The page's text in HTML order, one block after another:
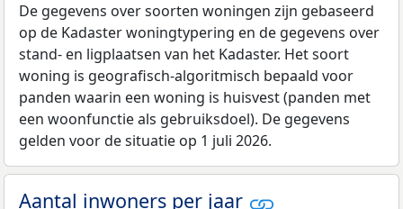
De gegevens over soorten woningen zijn gebaseerd
op de Kadaster woningtypering en de gegevens over
stand- en ligplaatsen van het Kadaster. Het soort
woning is geografisch-algoritmisch bepaald voor
panden waarin een woning is huisvest (panden met
een woonfunctie als gebruiksdoel). De gegevens
gelden voor de situatie op 1 juli 2026.
Aantal inwoners per jaar